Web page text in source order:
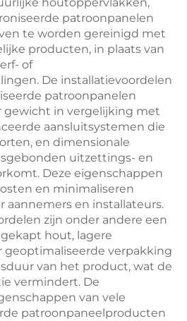
patroonpanelen
te worden gereinigd met
producten, in plaats van
of
De installatievoordelen
patroonpanelen
in vergelijking met
aansluitsystemen die
en dimensionale
uitzettings- en
Deze eigenschappen
en minimaliseren
aannemers en installateurs.
zijn onder andere een
hout, lagere
verpakking
van het product, wat de
vermindert. De
van vele
patroonpaneelproducten